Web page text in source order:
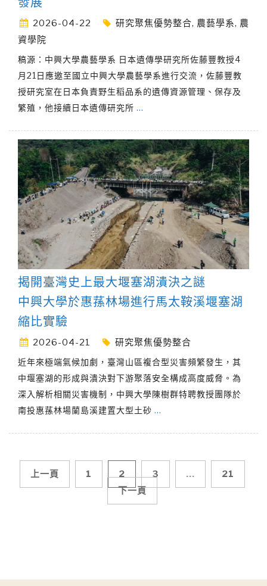
2026-04-22 研究聚焦優勢整合, 農藝學系, 農
資學院
稿源：中興大學農藝學系 日本遺傳學研究所佐藤豐教授4
月21日應邀至國立中興大學農藝學系進行交流，佐藤豐教
授研究室在日本負責野生稻品系的遺傳資源管理、保存及
繁殖，他接續日本遺傳研究所 …
揭開臺灣史上最大堰塞湖潰決之謎
中興大學於惠蓀林場進行馬太鞍溪堰塞湖
縮比實驗
2026-04-21 研究聚焦優勢整合
近年來極端氣候加劇，臺灣山區複合型災害頻繁發生，其
中堰塞湖的形成與潰決對下游聚落安全構成高度威脅。為
深入解析相關災害機制，中興大學陳樹群特聘教授團隊於
南投惠蓀林場蘭島溪建置大型土砂 …
上一頁 1 2 3 ...
21
下一頁